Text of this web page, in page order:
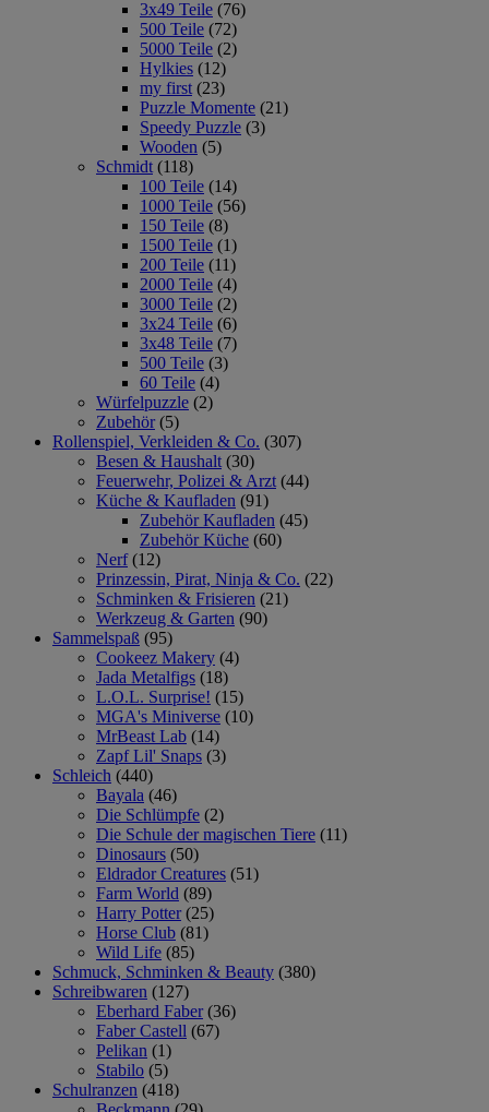
3x49 Teile (76)
500 Teile (72)
5000 Teile (2)
Hylkies (12)
my first (23)
Puzzle Momente (21)
Speedy Puzzle (3)
Wooden (5)
Schmidt (118)
100 Teile (14)
1000 Teile (56)
150 Teile (8)
1500 Teile (1)
200 Teile (11)
2000 Teile (4)
3000 Teile (2)
3x24 Teile (6)
3x48 Teile (7)
500 Teile (3)
60 Teile (4)
Würfelpuzzle (2)
Zubehör (5)
Rollenspiel, Verkleiden & Co. (307)
Besen & Haushalt (30)
Feuerwehr, Polizei & Arzt (44)
Küche & Kaufladen (91)
Zubehör Kaufladen (45)
Zubehör Küche (60)
Nerf (12)
Prinzessin, Pirat, Ninja & Co. (22)
Schminken & Frisieren (21)
Werkzeug & Garten (90)
Sammelspaß (95)
Cookeez Makery (4)
Jada Metalfigs (18)
L.O.L. Surprise! (15)
MGA's Miniverse (10)
MrBeast Lab (14)
Zapf Lil' Snaps (3)
Schleich (440)
Bayala (46)
Die Schlümpfe (2)
Die Schule der magischen Tiere (11)
Dinosaurs (50)
Eldrador Creatures (51)
Farm World (89)
Harry Potter (25)
Horse Club (81)
Wild Life (85)
Schmuck, Schminken & Beauty (380)
Schreibwaren (127)
Eberhard Faber (36)
Faber Castell (67)
Pelikan (1)
Stabilo (5)
Schulranzen (418)